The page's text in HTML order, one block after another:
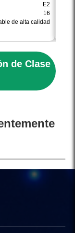
E2
16
de alta calidad
de Clase